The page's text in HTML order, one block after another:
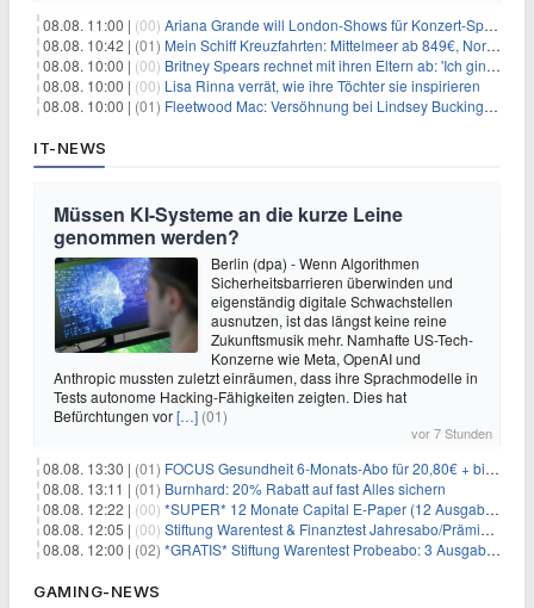
08.08. 11:00 | (00) Ariana Grande will London-Shows für Konzert-Special filmen
08.08. 10:42 | (01) Mein Schiff Kreuzfahrten: Mittelmeer ab 849€, Norwegen ab 999€ p.P.
08.08. 10:00 | (00) Britney Spears rechnet mit ihren Eltern ab: 'Ich ging zwei Monate lang auf die Knie und weinte'
08.08. 10:00 | (00) Lisa Rinna verrät, wie ihre Töchter sie inspirieren
08.08. 10:00 | (01) Fleetwood Mac: Versöhnung bei Lindsey Buckingham und Stevie Nicks
IT-NEWS
Müssen KI-Systeme an die kurze Leine
genommen werden?
Berlin (dpa) - Wenn Algorithmen
Sicherheitsbarrieren überwinden und
eigenständig digitale Schwachstellen
ausnutzen, ist das längst keine reine
Zukunftsmusik mehr. Namhafte US-Tech-
Konzerne wie Meta, OpenAI und
Anthropic mussten zuletzt einräumen, dass ihre Sprachmodelle in
Tests autonome Hacking-Fähigkeiten zeigten. Dies hat
Befürchtungen vor[…] (01)
vor 7 Stunden
08.08. 13:30 | (01) FOCUS Gesundheit 6-Monats-Abo für 20,80€ + bis zu 20€ Prämie
08.08. 13:11 | (01) Burnhard: 20% Rabatt auf fast Alles sichern
08.08. 12:22 | (00) *SUPER* 12 Monate Capital E-Paper (12 Ausgaben) für NUR 7€ (statt 80,04€)
08.08. 12:05 | (00) Stiftung Warentest & Finanztest Jahresabo/Prämienabo für 35€ + Buchprämie
08.08. 12:00 | (02) *GRATIS* Stiftung Warentest Probeabo: 3 Ausgaben gratis im Wert von 25,20€
GAMING-NEWS